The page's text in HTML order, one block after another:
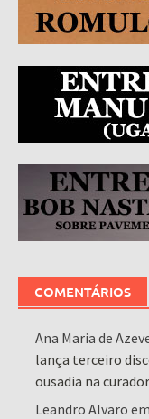
COMENTÁRIOS
Ana Maria de
lança terceiro
ousadia na
Leandro Alvaro em